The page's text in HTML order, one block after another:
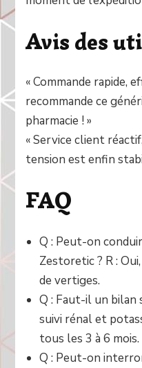
Avis des
« Commande rapide,
recommande ce
pharmacie ! »
« Service client
tension est enfin
FAQ
Q : Peut-on
Zestoretic ? R :
de vertiges.
Q : Faut-il un bilan
suivi rénal et
tous les 3 à 6 mois.
Q : Peut-on